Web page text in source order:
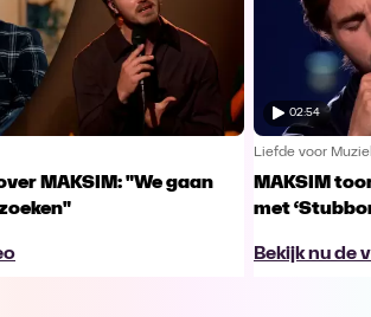
MAKSIM: "We gaan
02:54
Liefde voor
MAKSIM
met
Bekijk nu de